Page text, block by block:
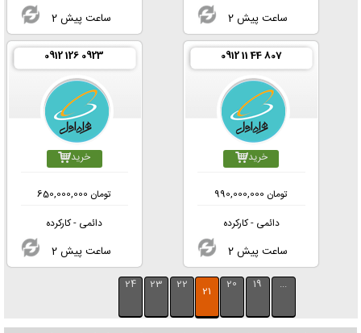
2 ساعت پیش 2 ساعت پیش
0912 11 44 807
خرید
990,000,000 تومان
دائمی - کارکرده
2 ساعت پیش
0912 126 0923
خرید
650,000,000 تومان
دائمی - کارکرده
2 ساعت پیش
...
19
20
21
22
23
24